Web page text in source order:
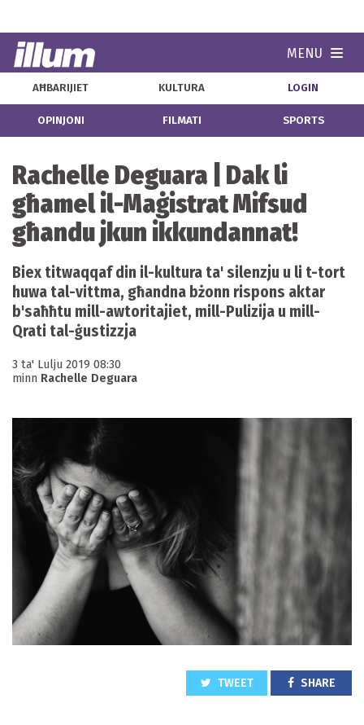
MENU
AĦBARIJIET KULTURA LOGIN
OPINJONI FILMATI SPORTS
Rachelle Deguara | Dak li
għamel il-Maġistrat Mifsud
għandu jkun ikkundannat!
Biex titwaqqaf din il-kultura ta' silenzju u li t-tort
huwa tal-vittma, għandna bżonn rispons aktar
b'saħħtu mill-awtoritajiet, mill-Pulizija u mill-
Qrati tal-ġustizzja
3 ta' Lulju 2019 08:30
minn Rachelle Deguara
TWEET SHARE